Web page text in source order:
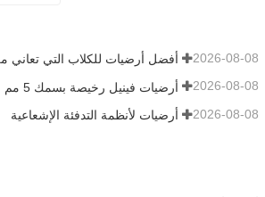
2026-08-08
أرضيات فينيل رخيصة بسمك 5 مم 2026-08-08
أرضيات لأنظمة التدفئة الإشعاعية 2026-08-08